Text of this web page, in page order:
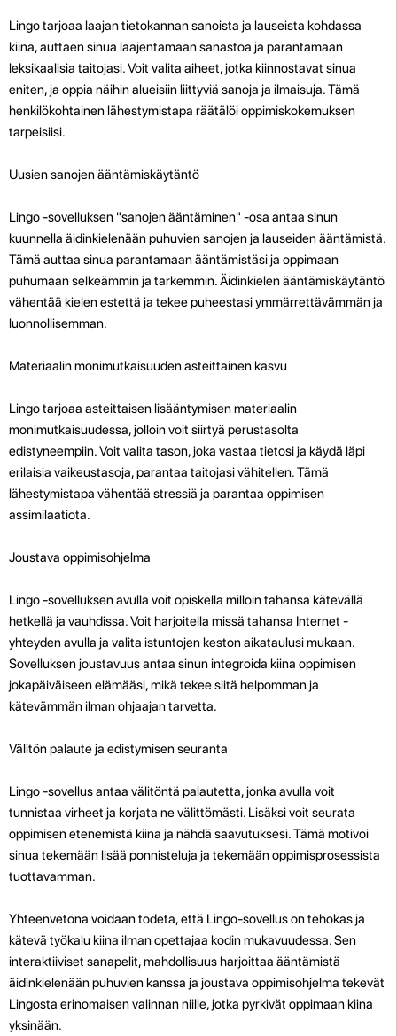
Lingo tarjoaa laajan tietokannan sanoista ja lauseista kohdassa
kiina, auttaen sinua laajentamaan sanastoa ja parantamaan
leksikaalisia taitojasi. Voit valita aiheet, jotka kiinnostavat sinua
eniten, ja oppia näihin alueisiin liittyviä sanoja ja ilmaisuja. Tämä
henkilökohtainen lähestymistapa räätälöi oppimiskokemuksen
tarpeisiisi.
Uusien sanojen ääntämiskäytäntö
Lingo -sovelluksen "sanojen ääntäminen" -osa antaa sinun
kuunnella äidinkielenään puhuvien sanojen ja lauseiden ääntämistä.
Tämä auttaa sinua parantamaan ääntämistäsi ja oppimaan
puhumaan selkeämmin ja tarkemmin. Äidinkielen ääntämiskäytäntö
vähentää kielen estettä ja tekee puheestasi ymmärrettävämmän ja
luonnollisemman.
Materiaalin monimutkaisuuden asteittainen kasvu
Lingo tarjoaa asteittaisen lisääntymisen materiaalin
monimutkaisuudessa, jolloin voit siirtyä perustasolta
edistyneempiin. Voit valita tason, joka vastaa tietosi ja käydä läpi
erilaisia ​​vaikeustasoja, parantaa taitojasi vähitellen. Tämä
lähestymistapa vähentää stressiä ja parantaa oppimisen
assimilaatiota.
Joustava oppimisohjelma
Lingo -sovelluksen avulla voit opiskella milloin tahansa kätevällä
hetkellä ja vauhdissa. Voit harjoitella missä tahansa Internet -
yhteyden avulla ja valita istuntojen keston aikataulusi mukaan.
Sovelluksen joustavuus antaa sinun integroida kiina oppimisen
jokapäiväiseen elämääsi, mikä tekee siitä helpomman ja
kätevämmän ilman ohjaajan tarvetta.
Välitön palaute ja edistymisen seuranta
Lingo -sovellus antaa välitöntä palautetta, jonka avulla voit
tunnistaa virheet ja korjata ne välittömästi. Lisäksi voit seurata
oppimisen etenemistä kiina ja nähdä saavutuksesi. Tämä motivoi
sinua tekemään lisää ponnisteluja ja tekemään oppimisprosessista
tuottavamman.
Yhteenvetona voidaan todeta, että Lingo-sovellus on tehokas ja
kätevä työkalu kiina ilman opettajaa kodin mukavuudessa. Sen
interaktiiviset sanapelit, mahdollisuus harjoittaa ääntämistä
äidinkielenään puhuvien kanssa ja joustava oppimisohjelma tekevät
Lingosta erinomaisen valinnan niille, jotka pyrkivät oppimaan kiina
yksinään.